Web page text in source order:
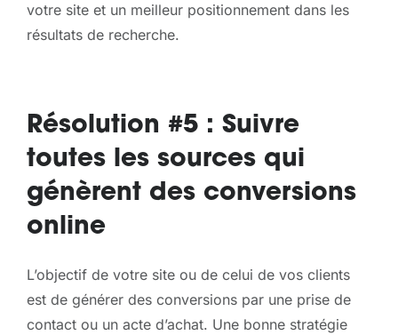
votre site et un meilleur positionnement dans les
résultats de recherche.
Résolution #5 : Suivre
toutes les sources qui
génèrent des conversions
online
L’objectif de votre site ou de celui de vos clients
est de générer des conversions par une prise de
contact ou un acte d’achat. Une bonne stratégie